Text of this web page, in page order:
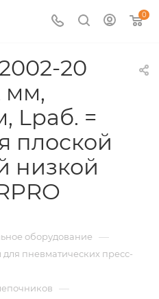
0
20
мм,
Lраб. =
плоской
низкой
оборудование —
пневматических пресс-
—